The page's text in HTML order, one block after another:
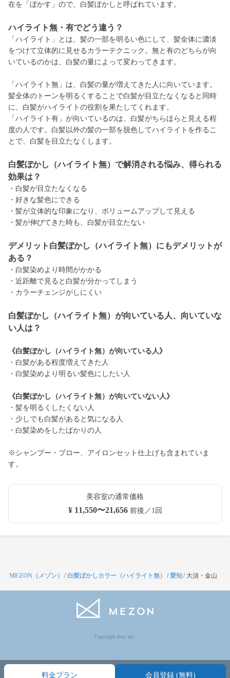
在を「ぼかす」ので、白髪ぼかしと呼ばれています。
ハイライト無・有でどう違う？
「ハイライト」とは、髪の一部を明るい色にして、髪全体に濃淡
をつけて立体的に見せるカラーテクニック。無と有のどちらが向
いているのかは、白髪の量によって変わってきます。
「ハイライト無」は、白髪の量が増えてきた人に向いています。
髪全体のトーンを明るくすることで白髪が目立たなくなると同時
に、白髪がハイライトの役割を果たしてくれます。
「ハイライト有」が向いているのは、白髪がちらほらと見える程
度の人です。白髪以外の髪の一部を脱色してハイライトを作るこ
とで、白髪を目立たなくします。
白髪ぼかし（ハイライト無）で解消される悩み、得られる
効果は？
・白髪が目立たなくなる
・好きな髪色にできる
・髪が立体的な印象になり、ボリュームアップして見える
・髪が伸びてきた時も、白髪が目立たない
デメリット白髪ぼかし（ハイライト無）にもデメリットが
ある？
・白髪染めより時間がかかる
・近距離で見ると白髪が分かってしまう
・カラーチェンジがしにくい
白髪ぼかし（ハイライト無）が向いている人、向いていな
い人は？
《白髪ぼかし（ハイライト無）が向いている人》
・白髪がある程度増えてきた人
・白髪染めより明るい髪色にしたい人
《白髪ぼかし（ハイライト無）が向いていない人》
・髪を明るくしたくない人
・少しでも白髪があると気になる人
・白髪染めをしたばかりの人
※シャンプー・ブロー、アイロンセット仕上げも含まれていま
す。
美容室の通常価格
¥ 11,550〜21,656前後／1回
料金プラン 会員登録 (無料)
MEZON（メゾン） / 白髪ぼかしカラー（ハイライト無） /愛知/ 大須・金山
Copyright Jocy inc.